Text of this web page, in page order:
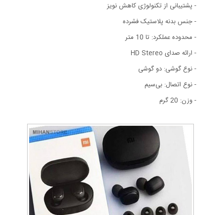
- پشتیبانی از تکنولوژی کاهش نویز
- جنس بدنه پلاستیک فشرده
- محدوده عملکرد: تا 10 متر
- ارائه صدای HD Stereo
- نوع گوشی: دو گوشی
- نوع اتصال: بی‌سیم
- وزن: 20 گرم